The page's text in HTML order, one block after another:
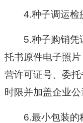
4.种子调运检
5.种子购销凭
托书原件电子照
营许可证号、委
时限并加盖企业公
6.最小包装的